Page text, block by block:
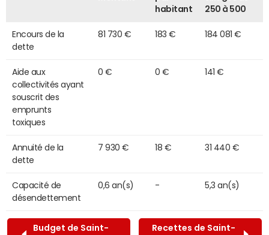
habitant
250 à 500
Encours de la
dette
81 730 € 183 € 184 081 €
Aide aux
collectivités ayant
souscrit des
emprunts
toxiques
0 € 0 € 141 €
Annuité de la
dette
7 930 € 18 € 31 440 €
Capacité de
désendettement
0,6 an(s) - 5,3 an(s)
Budget de Saint-
Recettes de Saint-